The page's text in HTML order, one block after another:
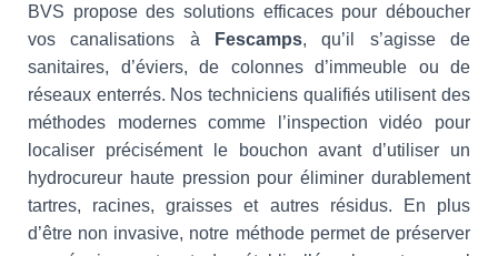
BVS propose des solutions efficaces pour déboucher
vos canalisations à
Fescamps, qu’il s’agisse de
sanitaires, d’éviers, de colonnes d’immeuble ou de
réseaux enterrés. Nos techniciens qualifiés utilisent des
méthodes modernes comme l’inspection vidéo pour
localiser précisément le bouchon avant d’utiliser un
hydrocureur haute pression pour éliminer durablement
tartres, racines, graisses et autres résidus. En plus
d’être non invasive, notre méthode permet de préserver